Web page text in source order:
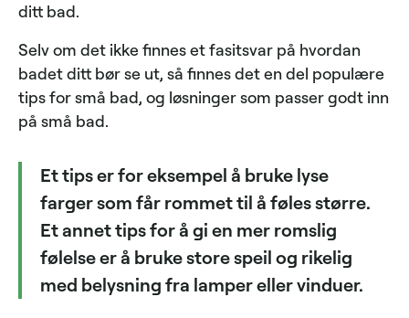
ditt bad.
Selv om det ikke finnes et fasitsvar på hvordan
badet ditt bør se ut, så finnes det en del populære
tips for små bad, og løsninger som passer godt inn
på små bad.
Et tips er for eksempel å bruke lyse
farger som får rommet til å føles større.
Et annet tips for å gi en mer romslig
følelse er å bruke store speil og rikelig
med belysning fra lamper eller vinduer.